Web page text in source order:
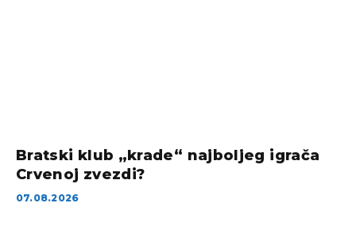
Bratski klub „krade“ najboljeg igrača
Crvenoj zvezdi?
07.08.2026